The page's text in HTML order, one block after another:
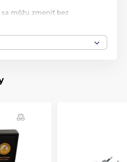
môžu zmeniť bez
obojky